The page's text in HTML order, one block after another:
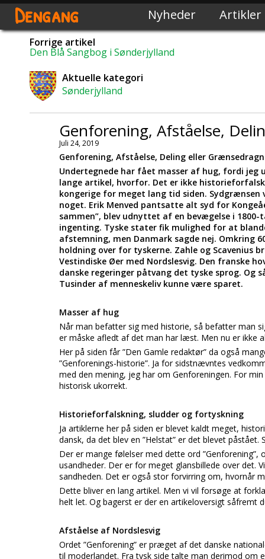
Dengang Nyheder Artikler
Forrige artikel
Den Blå Sangbog i Sønderjylland
Aktuelle kategori
Sønderjylland
Genforening, Afståelse,
Juli 24, 2019
Genforening, Afståelse, Deling eller
Undertegnede har fået masser af hug, fordi jeg
lange artikel, hvorfor. Det er ikke
kongerige for meget lang tid siden. Sydgrænsen
noget. Erik Menved pantsatte alt syd for
sammen”, blev udnyttet af en bevægelse i
ingenting. Tyske stater fik mulighed for at
afstemning, men Danmark sagde nej. Omkring
holdning over for tyskerne. Zahle og Scavenius
Vestindiske Øer med Nordslesvig. Den franske
danske regeringer påtvang det tyske sprog. Og
Tusinder af menneskeliv kunne være sparet.
Masser af hug
Når man befatter sig med historie, så befatter man
er måske afledt af det man har læst. Men nu er ikke
Her på siden får ”Den Gamle redaktør” da også
”Genforenings-historie”. Ja for sidstnævntes
med den mening, jeg har om Genforeningen. For
historisk ukorrekt.
Historieforfalskning, sludder og fortyskning
Ja artiklerne her på siden er blevet kaldt meget,
dansk, da det blev en ”Helstat” er det blevet
Der er mange følelser med dette ord
usandheder. Der er for meget glansbillede over det.
sandheden. Det er også stor forvirring om, hvornår
Dette bliver en lang artikel. Men vi vil forsøge at
helt let. Og bagerst er der en artikeloversigt såfremt
Afståelse af Nordslesvig
Ordet ”Genforening” er præget af det danske
til moderlandet. Fra tysk side talte man derimod om